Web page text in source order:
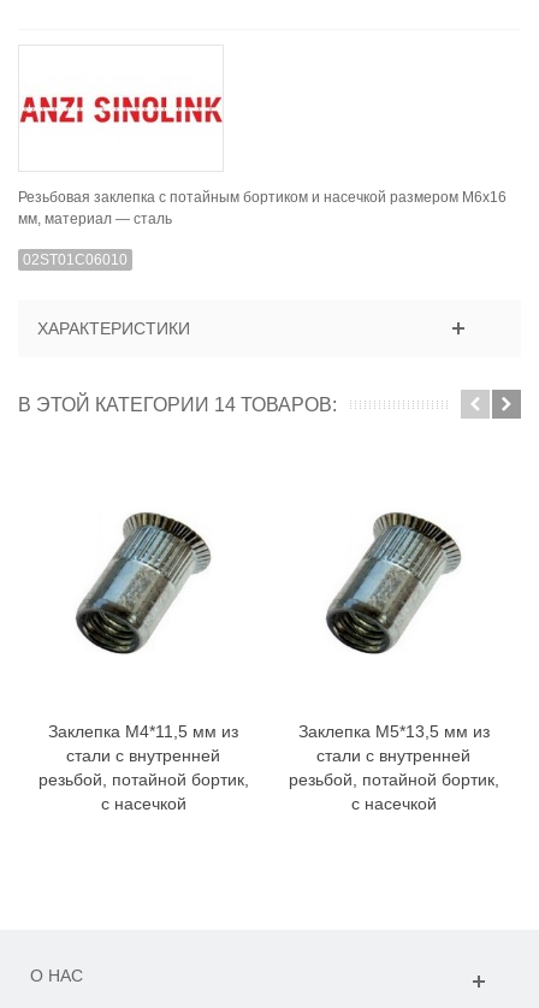
Резьбовая заклепка с потайным бортиком и насечкой размером М6x16
мм, материал — сталь
02ST01C06010
ХАРАКТЕРИСТИКИ
В ЭТОЙ КАТЕГОРИИ 14 ТОВАРОВ:
Заклепка M4*11,5 мм из
стали с внутренней
резьбой, потайной бортик,
с насечкой
Заклепка M5*13,5 мм из
стали с внутренней
резьбой, потайной бортик,
с насечкой
О НАС